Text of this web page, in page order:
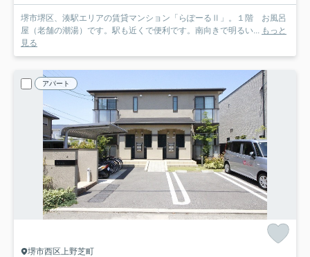
堺市堺区、湊駅エリアの賃貸マンション「らぽーるⅡ」。１階 お風呂
屋（老舗の潮湯）です。駅も近くで便利です。南向きで明るい... もっと
見る
アパート
堺市西区上野芝町